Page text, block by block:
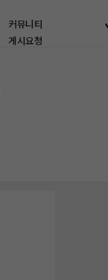
커뮤니티
게시요청